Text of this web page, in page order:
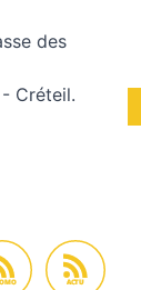
des
Créteil.
ACTU